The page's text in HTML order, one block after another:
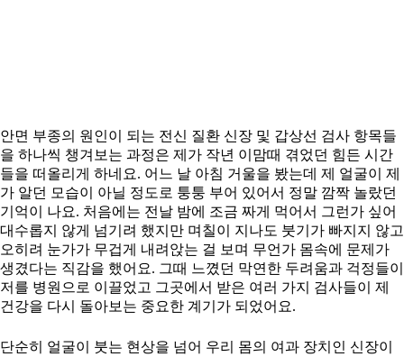
안면 부종의 원인이 되는 전신 질환 신장 및 갑상선 검사 항목들
을 하나씩 챙겨보는 과정은 제가 작년 이맘때 겪었던 힘든 시간
들을 떠올리게 하네요. 어느 날 아침 거울을 봤는데 제 얼굴이 제
가 알던 모습이 아닐 정도로 퉁퉁 부어 있어서 정말 깜짝 놀랐던
기억이 나요. 처음에는 전날 밤에 조금 짜게 먹어서 그런가 싶어
대수롭지 않게 넘기려 했지만 며칠이 지나도 붓기가 빠지지 않고
오히려 눈가가 무겁게 내려앉는 걸 보며 무언가 몸속에 문제가
생겼다는 직감을 했어요. 그때 느꼈던 막연한 두려움과 걱정들이
저를 병원으로 이끌었고 그곳에서 받은 여러 가지 검사들이 제
건강을 다시 돌아보는 중요한 계기가 되었어요.
단순히 얼굴이 붓는 현상을 넘어 우리 몸의 여과 장치인 신장이